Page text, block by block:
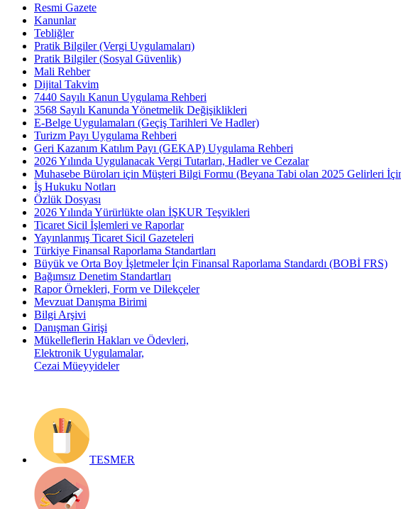
Resmi Gazete
Kanunlar
Tebliğler
Pratik Bilgiler (Vergi Uygulamaları)
Pratik Bilgiler (Sosyal Güvenlik)
Mali Rehber
Dijital Takvim
7440 Sayılı Kanun Uygulama Rehberi
3568 Sayılı Kanunda Yönetmelik Değişiklikleri
E-Belge Uygulamaları (Geçiş Tarihleri Ve Hadler)
Turizm Payı Uygulama Rehberi
Geri Kazanım Katılım Payı (GEKAP) Uygulama Rehberi
2026 Yılında Uygulanacak Vergi Tutarları, Hadler ve Cezalar
Muhasebe Büroları için Müşteri Bilgi Formu (Beyana Tabi olan 2025 Gelirleri
İş Hukuku Notları
Özlük Dosyası
2026 Yılında Yürürlükte olan İŞKUR Teşvikleri
Ticaret Sicil İşlemleri ve Raporlar
Yayınlanmış Ticaret Sicil Gazeteleri
Türkiye Finansal Raporlama Standartları
Büyük ve Orta Boy İşletmeler İçin Finansal Raporlama Standardı (BOBİ FRS)
Bağımsız Denetim Standartları
Rapor Örnekleri, Form ve Dilekçeler
Mevzuat Danışma Birimi
Bilgi Arşivi
Danışman Girişi
Mükelleflerin Hakları ve Ödevleri,
Elektronik Uygulamalar,
Cezai Müeyyideler
TESMER